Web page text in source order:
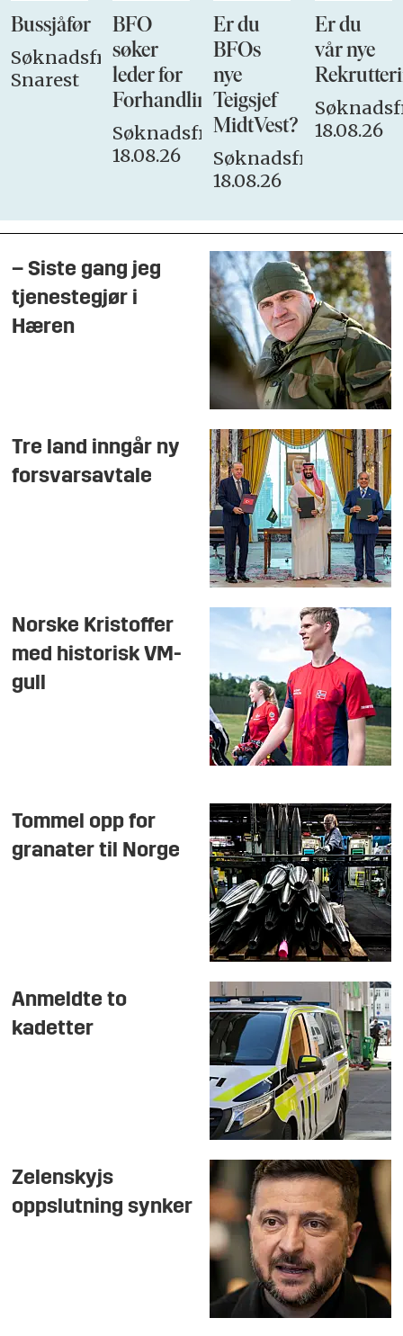
Bussjåfør
Søknadsfrist:
Snarest
BFO
søker
leder for
Forhandlingsutvalget
Søknadsfrist:
18.08.26
Er du
BFOs
nye
Teigsjef
MidtVest?
Søknadsfrist:
18.08.26
Er du
vår nye
18.08.26
– Siste gang jeg
tjenestegjør i
Hæren
Tre land inngår ny
forsvarsavtale
Norske Kristoffer
med historisk VM-
gull
Tommel opp for
granater til Norge
Anmeldte to
kadetter
Zelenskyjs
oppslutning synker